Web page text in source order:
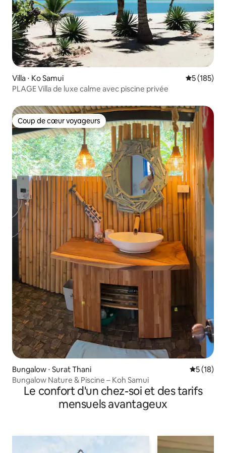
Villa ⋅ Ko Samui Évaluation
5 (185)
PLAGE Villa de luxe calme avec piscine privée
Coup de cœur voyageurs
Coup de cœur voyageurs
Bungalow ⋅ Surat Thani
5 (18)
Bungalow Nature & Piscine – Koh Samui
Le confort d'un chez-soi et des tarifs
mensuels avantageux